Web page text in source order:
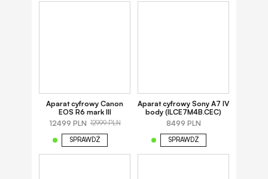
Aparat cyfrowy Canon
EOS R6 mark III
12499 PLN 12999 PLN
SPRAWDŹ
Aparat cyfrowy Sony A7 IV
body (ILCE7M4B.CEC)
8499 PLN
SPRAWDŹ